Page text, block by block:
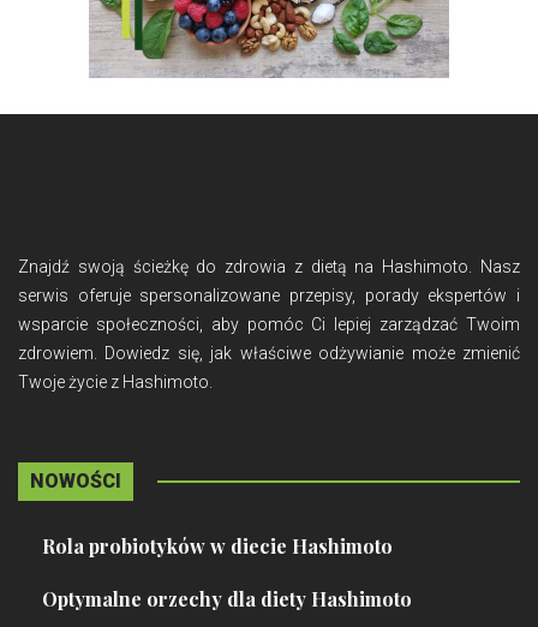
Znajdź swoją ścieżkę do zdrowia z dietą na Hashimoto. Nasz
serwis oferuje spersonalizowane przepisy, porady ekspertów i
wsparcie społeczności, aby pomóc Ci lepiej zarządzać Twoim
zdrowiem. Dowiedz się, jak właściwe odżywianie może zmienić
Twoje życie z Hashimoto.
NOWOŚCI
Rola probiotyków w diecie Hashimoto
Optymalne orzechy dla diety Hashimoto